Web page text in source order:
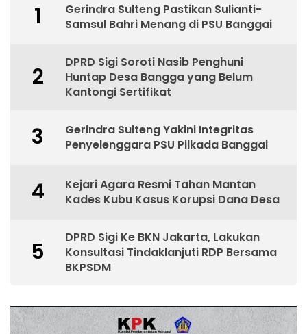
1
Gerindra Sulteng Pastikan Sulianti-
Samsul Bahri Menang di PSU Banggai
2
DPRD Sigi Soroti Nasib Penghuni
Huntap Desa Bangga yang Belum
Kantongi Sertifikat
3
Gerindra Sulteng Yakini Integritas
Penyelenggara PSU Pilkada Banggai
4
Kejari Agara Resmi Tahan Mantan
Kades Kubu Kasus Korupsi Dana Desa
5
DPRD Sigi Ke BKN Jakarta, Lakukan
Konsultasi Tindaklanjuti RDP Bersama
BKPSDM